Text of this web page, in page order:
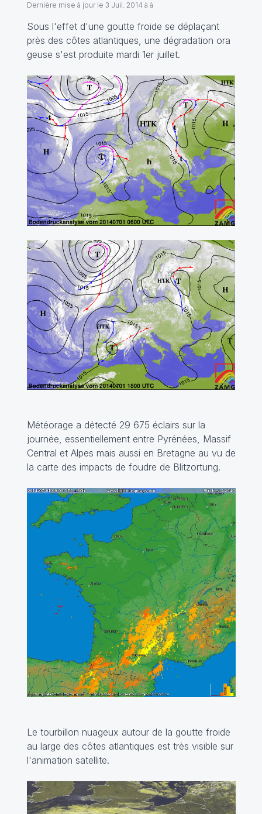
Dernière mise à jour le 3 Juil. 2014 à à
Sous l'effet d'une goutte froide se déplaçant
près des côtes atlantiques, une dégradation ora
geuse s'est produite mardi 1er juillet.
Météorage a détecté 29 675 éclairs sur la
journée, essentiellement entre Pyrénées, Massif
Central et Alpes mais aussi en Bretagne au vu de
la carte des impacts de foudre de Blitzortung.
Le tourbillon nuageux autour de la goutte froide
au large des côtes atlantiques est très visible sur
l'animation satellite.